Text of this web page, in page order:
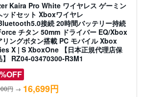
Kaira Pro White ワイヤレス ゲーミン
ッドセット Xboxワイヤレ
接続 20時間バッテリー持続
チタン 50mm ドライバー EQ/Xbox
リングボタン搭載 PC モバイル Xbox
X | S XboxOne 【日本正規代理店保
】 RZ04-03470300-R3M1
円 → 16,699円